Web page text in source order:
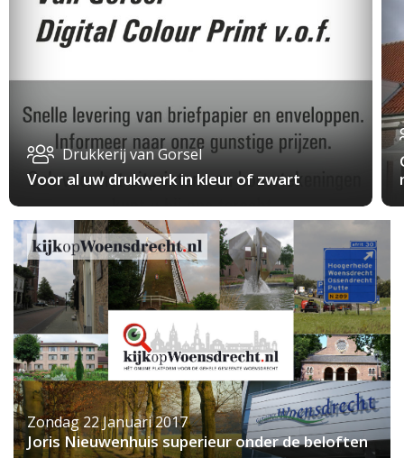
Drukkerij van Gorsel
Voor al uw drukwerk in kleur of zwart
Zondag 22 Januari 2017
Joris Nieuwenhuis superieur onder de beloften